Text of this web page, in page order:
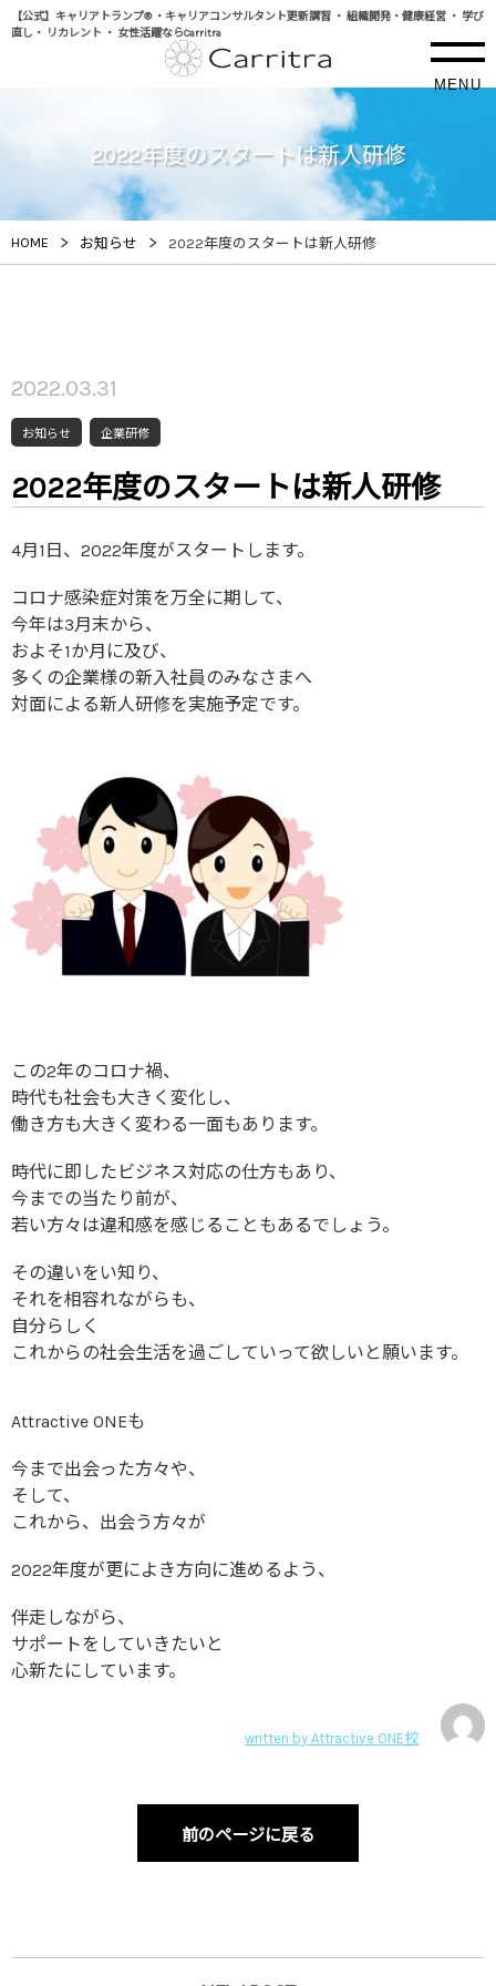
【公式】キャリアトランプ® ・キャリアコンサルタント更新講習 ・ 組織開発・健康経営 ・ 学び
直し・ リカレント ・ 女性活躍ならCarritra
MENU
2022年度のスタートは新人研修
HOME > お知らせ > 2022年度のスタートは新人研修
2022.03.31
お知らせ 企業研修
2022年度のスタートは新人研修
4月1日、2022年度がスタートします。
コロナ感染症対策を万全に期して、
今年は3月末から、
およそ1か月に及び、
多くの企業様の新入社員のみなさまへ
対面による新人研修を実施予定です。
この2年のコロナ禍、
時代も社会も大きく変化し、
働き方も大きく変わる一面もあります。
時代に即したビジネス対応の仕方もあり、
今までの当たり前が、
若い方々は違和感を感じることもあるでしょう。
その違いをい知り、
それを相容れながらも、
自分らしく
これからの社会生活を過ごしていって欲しいと願います。
Attractive ONEも
今まで出会った方々や、
そして、
これから、出会う方々が
2022年度が更によき方向に進めるよう、
伴走しながら、
サポートをしていきたいと
心新たにしています。
written by Attractive ONE校
前のページに戻る